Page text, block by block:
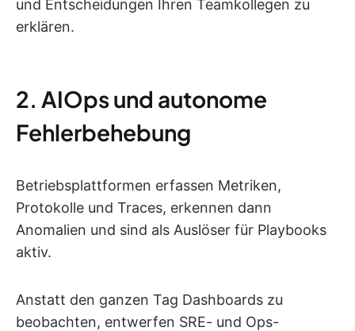
und Entscheidungen Ihren Teamkollegen zu
erklären.
2. AIOps und autonome
Fehlerbehebung
Betriebsplattformen erfassen Metriken,
Protokolle und Traces, erkennen dann
Anomalien und sind als Auslöser für Playbooks
aktiv.
Anstatt den ganzen Tag Dashboards zu
beobachten, entwerfen SRE- und Ops-